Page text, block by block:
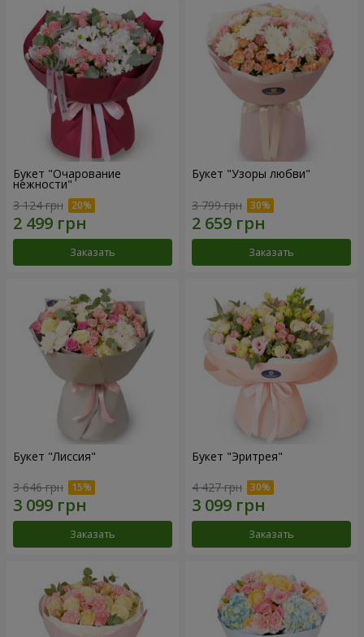
Букет "Очарование
нежности"
3 124 грн
Заказать
Букет "Узоры любви"
3 799 грн
Заказать
Букет "Лиссия"
3 646 грн
Заказать
Букет "Эритрея"
4 427 грн
Заказать